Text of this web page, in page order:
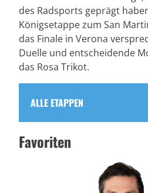
des Radsports geprägt
Königsetappe zum San
das Finale in Verona
Duelle und entscheidende
das Rosa Trikot.
ALLE ETAPPEN
Favoriten